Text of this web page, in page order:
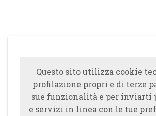
Questo sito utilizza cookie
profilazione propri e di terze
sue funzionalità e per inviarti
e servizi in linea con le tue